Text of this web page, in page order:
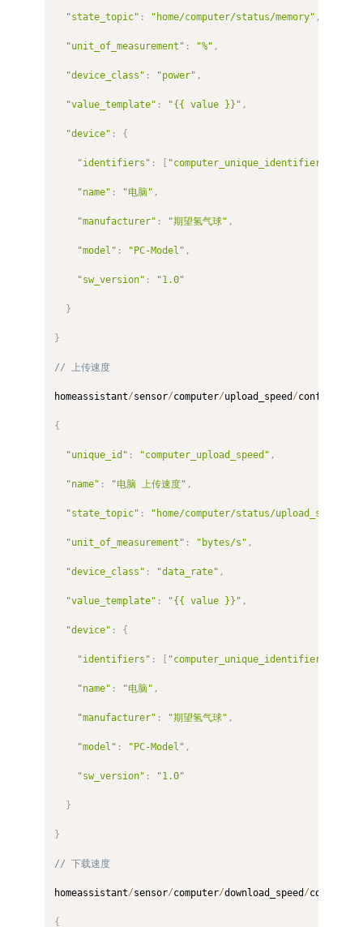
"state_topic" : "home/computer/status/memory" ,
"unit_of_measurement" : "%" ,
"device_class" : "power" ,
"value_template" : "{{ value }}" ,
"device" : {
"identifiers" : [ "computer_unique_identifier"
"name" : "电脑" ,
"manufacturer" : "期望氢气球" ,
"model" : "PC-Model" ,
"sw_version" : "1.0"
}
}
// 上传速度
homeassistant/sensor/computer/upload_speed /config
{
"unique_id" : "computer_upload_speed" ,
"name" : "电脑 上传速度" ,
"state_topic" : "home/computer/status/upload_speed"
"unit_of_measurement" : "bytes/s" ,
"device_class" : "data_rate" ,
"value_template" : "{{ value }}" ,
"device" : {
"identifiers" : [ "computer_unique_identifier"
"name" : "电脑" ,
"manufacturer" : "期望氢气球" ,
"model" : "PC-Model" ,
"sw_version" : "1.0"
}
}
// 下载速度
homeassistant/sensor/computer/download_speed /config
{